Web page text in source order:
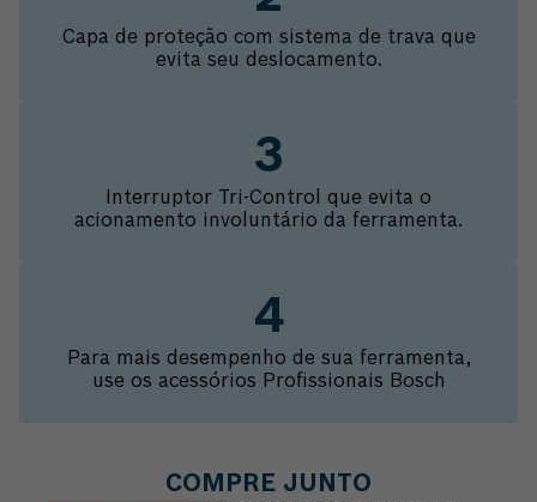
Capa de proteção com sistema de trava que
evita seu deslocamento.
Interruptor Tri-Control que evita o
acionamento involuntário da ferramenta.
Para mais desempenho de sua ferramenta,
use os acessórios Profissionais Bosch
COMPRE JUNTO